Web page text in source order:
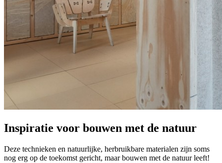
Inspiratie voor bouwen met de natuur
Deze technieken en natuurlijke, herbruikbare materialen zijn soms
nog erg op de toekomst gericht, maar bouwen met de natuur leeft!